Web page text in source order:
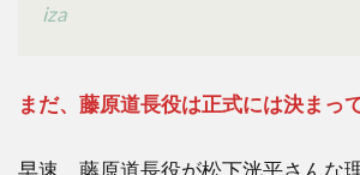
iza
まだ、藤原道長役は正式には決まっ
早速、藤原道長役が松下洸平さんな